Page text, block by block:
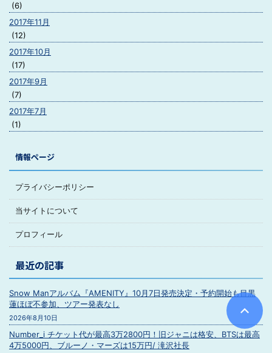
(6)
2017年11月
(12)
2017年10月
(17)
2017年9月
(7)
2017年7月
(1)
情報ページ
プライバシーポリシー
当サイトについて
プロフィール
最近の記事
Snow Manアルバム『AMENITY』10月7日発売決定・予約開始も目黒
蓮ほぼ不参加、ツアー発表なし
2026年8月10日
Number_i チケット代が最高3万2800円！旧ジャニは格安、BTSは最高
4万5000円、ブルーノ・マーズは15万円/ 滝沢社長